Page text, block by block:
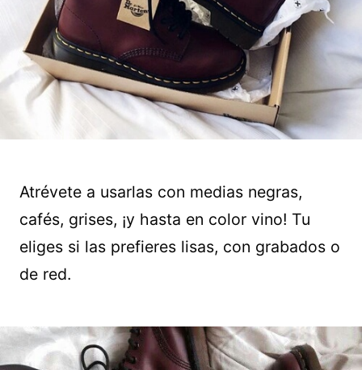
Atrévete a usarlas con medias negras,
cafés, grises, ¡y hasta en color vino! Tu
eliges si las prefieres lisas, con grabados o
de red.